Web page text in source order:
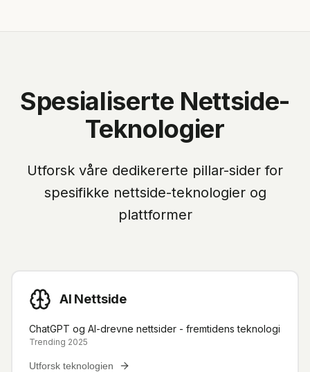
Spesialiserte Nettside-
Teknologier
Utforsk våre dedikererte pillar-sider for
spesifikke nettside-teknologier og
plattformer
AI Nettside
ChatGPT og AI-drevne nettsider - fremtidens teknologi
Trending 2025
Utforsk teknologien